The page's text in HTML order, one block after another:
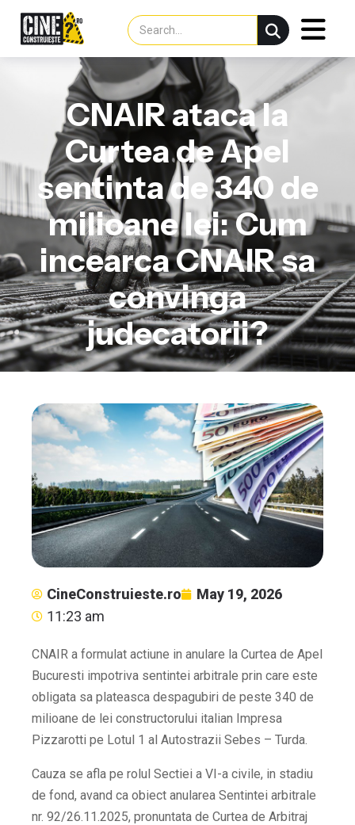
CNAIR ataca la
Curtea de Apel
sentinta de 340 de
milioane lei: Cum
incearca CNAIR sa
convinga
judecatorii?
CineConstruieste.ro
May 19, 2026
11:23 am
CNAIR a formulat actiune in anulare la Curtea de Apel
Bucuresti impotriva sentintei arbitrale prin care este
obligata sa plateasca despagubiri de peste 340 de
milioane de lei constructorului italian Impresa
Pizzarotti pe Lotul 1 al Autostrazii Sebes – Turda.
Cauza se afla pe rolul Sectiei a VI-a civile, in stadiu
de fond, avand ca obiect anularea Sentintei arbitrale
nr. 92/26.11.2025, pronuntata de Curtea de Arbitraj